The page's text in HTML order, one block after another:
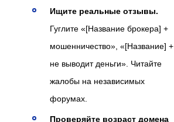
Ищите реальные отзывы.
Гуглите «[Название брокера] +
мошенничество», «[Название] +
не выводит деньги». Читайте
жалобы на независимых
форумах.
Проверяйте возраст домена